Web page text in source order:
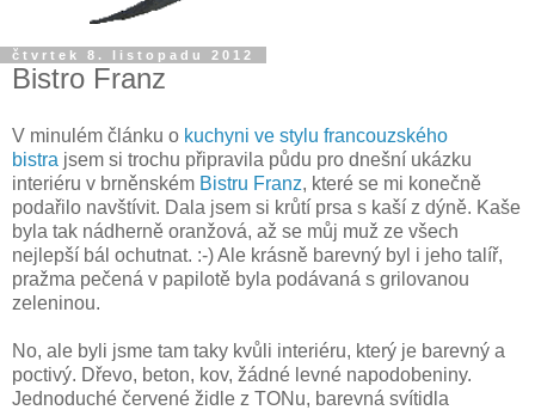
čtvrtek 8. listopadu 2012
Bistro Franz
V minulém článku o kuchyni ve stylu francouzského
bistra jsem si trochu připravila půdu pro dnešní ukázku
interiéru v brněnském Bistru Franz, které se mi konečně
podařilo navštívit. Dala jsem si krůtí prsa s kaší z dýně. Kaše
byla tak nádherně oranžová, až se můj muž ze všech
nejlepší bál ochutnat. :-) Ale krásně barevný byl i jeho talíř,
pražma pečená v papilotě byla podávaná s grilovanou
zeleninou.
No, ale byli jsme tam taky kvůli interiéru, který je barevný a
poctivý. Dřevo, beton, kov, žádné levné napodobeniny.
Jednoduché červené židle z TONu, barevná svítidla